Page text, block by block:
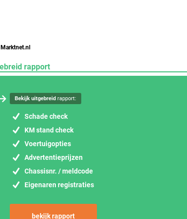
rapport
Bekijk uitgebreid rapport:
Schade check
KM stand check
Voertuigopties
Advertentieprijzen
Chassisnr. / meldcode
Eigenaren registraties
bekijk rapport